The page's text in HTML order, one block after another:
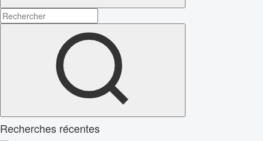
Recherches récentes